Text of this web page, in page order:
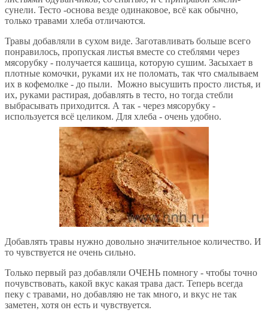
сунели. Тесто -основа везде одинаковое, всё как обычно,
только травами хлеба отличаются.
Травы добавляли в сухом виде. Заготавливать больше всего
понравилось, пропуская листья вместе со стеблями через
мясорубку - получается кашица, которую сушим. Засыхает в
плотные комочки, руками их не поломать, так что смалываем
их в кофемолке - до пыли. Можно высушить просто листья, и
их, руками растирая, добавлять в тесто, но тогда стебли
выбрасывать приходится. А так - через мясорубку -
используется всё целиком. Для хлеба - очень удобно.
Добавлять травы нужно довольно значительное количество. И
то чувствуется не очень сильно.
Только первый раз добавляли ОЧЕНЬ помногу - чтобы точно
почувствовать, какой вкус какая трава даст. Теперь всегда
пеку с травами, но добавляю не так много, и вкус не так
заметен, хотя он есть и чувствуется.